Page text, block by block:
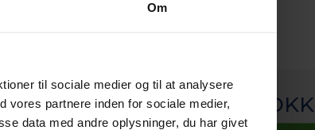
Om
til sociale medier og til at analysere
vores partnere inden for sociale medier,
data med andre oplysninger, du har givet
-
Pris fra3.445,00 DKK